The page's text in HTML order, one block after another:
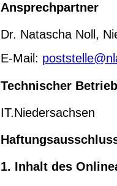
Ansprechpartner
Dr. Natascha Noll,
E-Mail:
Technischer Betrieb
IT.Niedersachsen
1. Inhalt des